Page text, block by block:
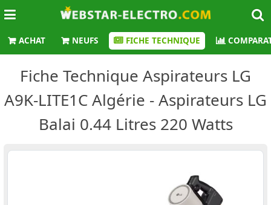
ACHAT NEUFS FICHE TECHNIQUE
Fiche Technique Aspirateurs LG
A9K-LITE1C Algérie - Aspirateurs LG
Balai 0.44 Litres 220 Watts